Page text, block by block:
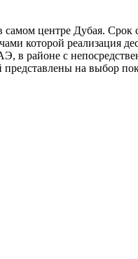
центре Дубая. Срок
которой реализация
в районе с
на выбор